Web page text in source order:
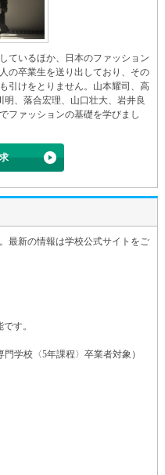
ているほか、日本のファッション
の卒業生を送り出しており、その
引けをとりません。山本耀司、高
、落合宏理、山口壮大、岩井良
ファッションの基礎を学びまし
最新の情報は学校公式サイトをご
す。
学校〈5年課程〉卒業者対象）